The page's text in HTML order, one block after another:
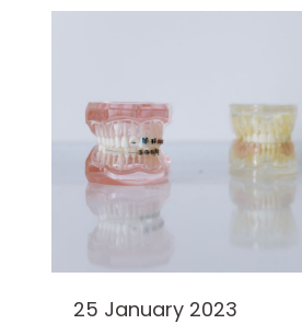
parkeringsservice hjælpe dig
25 January 2023